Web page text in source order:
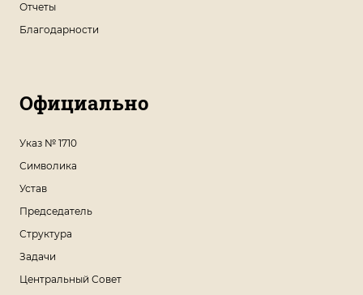
Отчеты
Благодарности
Официально
Указ № 1710
Символика
Устав
Председатель
Структура
Задачи
Центральный Совет